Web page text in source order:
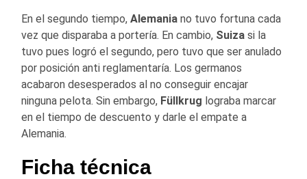
En el segundo tiempo, Alemania no tuvo fortuna cada
vez que disparaba a portería. En cambio, Suiza si la
tuvo pues logró el segundo, pero tuvo que ser anulado
por posición anti reglamentaría. Los germanos
acabaron desesperados al no conseguir encajar
ninguna pelota. Sin embargo, Füllkrug lograba marcar
en el tiempo de descuento y darle el empate a
Alemania.
Ficha técnica